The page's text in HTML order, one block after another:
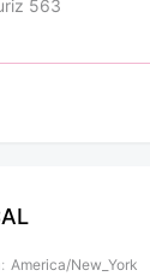
563
America/New_York